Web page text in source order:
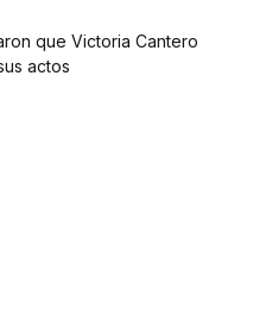
que Victoria Cantero
actos